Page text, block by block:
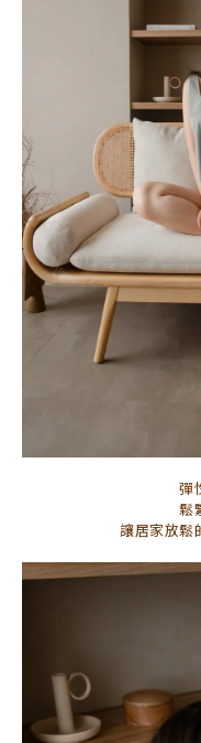
彈
鬆
讓居家放鬆